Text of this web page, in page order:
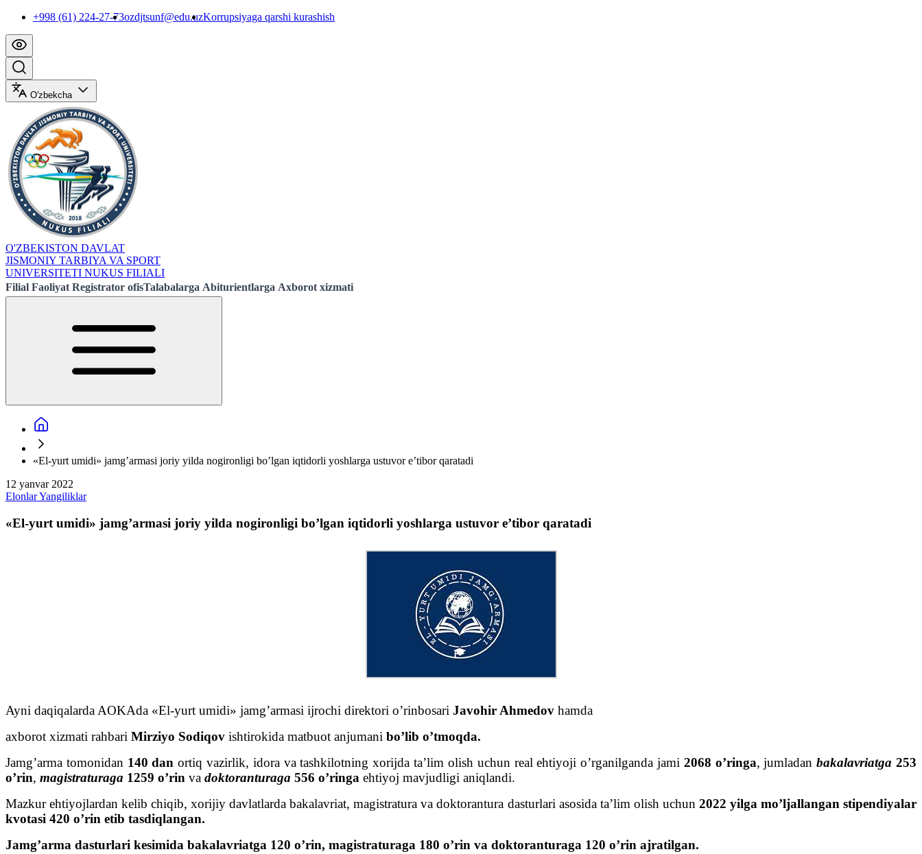
+998 (61) 224-27-73ozdjtsunf@edu.uzKorrupsiyaga qarshi kurashish
O'zbekcha
O'ZBEKISTON DAVLAT
JISMONIY TARBIYA VA SPORT
UNIVERSITETI NUKUS FILIALI
Filial Faoliyat Registrator ofisTalabalarga Abiturientlarga Axborot xizmati
«El-yurt umidi» jamg’armasi joriy yilda nogironligi bo’lgan iqtidorli yoshlarga ustuvor e’tibor qaratadi
12 yanvar 2022
ElonlarYangiliklar
«El-yurt umidi» jamg’armasi joriy yilda nogironligi bo’lgan iqtidorli yoshlarga ustuvor e’tibor qaratadi
Ayni daqiqalarda AOKAda «El-yurt umidi» jamg’armasi ijrochi direktori o’rinbosari Javohir Ahmedov hamda
axborot xizmati rahbari Mirziyo Sodiqov ishtirokida matbuot anjumani bo’lib o’tmoqda.
Jamg’arma tomonidan 140 dan ortiq vazirlik, idora va tashkilotning xorijda ta’lim olish uchun real ehtiyoji o’rganilganda jami 2068 o’ringa, jumladanbakalavriatga 253
o’rin, magistraturaga 1259 o’rin va doktoranturaga 556 o’ringa ehtiyoj mavjudligi aniqlandi.
Mazkur ehtiyojlardan kelib chiqib, xorijiy davlatlarda bakalavriat, magistratura va doktorantura dasturlari asosida ta’lim olish uchun 2022 yilga mo’ljallangan stipendiyalar
kvotasi 420 o’rin etib tasdiqlangan.
Jamg’arma dasturlari kesimida bakalavriatga 120 o’rin, magistraturaga 180 o’rin va doktoranturaga 120 o’rin ajratilgan.